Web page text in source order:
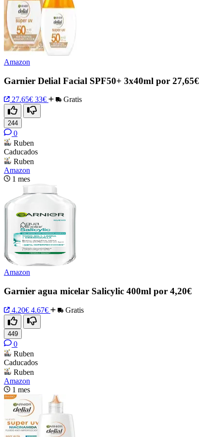
Amazon
Garnier Delial Facial SPF50+ 3x40ml por 27,65€
27.65€ 33€ Gratis
244
0
Ruben
Caducados
Ruben
Amazon
1 mes
Amazon
Garnier agua micelar Salicylic 400ml por 4,20€
4.20€ 4.67€ Gratis
449
0
Ruben
Caducados
Ruben
Amazon
1 mes